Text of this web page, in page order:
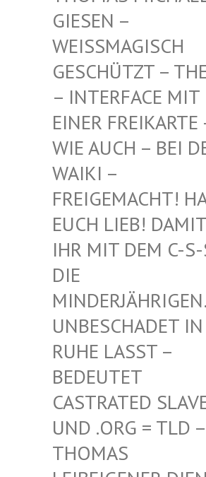
IESEN – W
EISSMAGISCH GE
SCHÜTZT –
INTERFACE MIT EI
NER FREIKARTE –
E AUCH – BEI DEN
IKI – FR
EIGEMACHT! HAB'
CH LIEB! DAMIT IH
R MIT DEM C-S-S
E MI
NDERJÄHRIGEN…
BESCHADET IN RU
HE LASST – BE
DEUTET CA
STRATED SLAVE
D .ORG = TLD – TH
OMAS LE